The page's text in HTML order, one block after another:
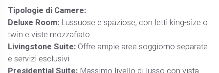
Tipologie di Camere:
Deluxe Room: Lussuose e spaziose, con letti king-size o
twin e viste mozzafiato.
Livingstone Suite:Offre ampie aree soggiorno separate
e servizi esclusivi.